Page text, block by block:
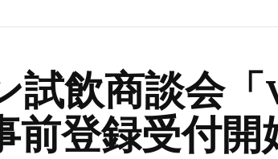
飲商談会「
登録受付開